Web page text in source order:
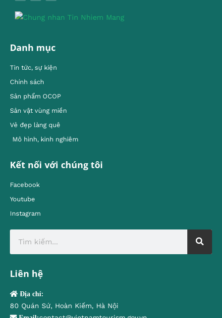
Danh mục
Tin tức, sự kiện
Chính sách
Sản phẩm OCOP
Sản vật vùng miền
Vẻ đẹp làng quê
Mô hình, kinh nghiêm
Kết nối với chúng tôi
Facebook
Youtube
Instagram
Liên hệ
Địa chỉ:
80 Quán Sứ, Hoàn Kiếm, Hà Nội